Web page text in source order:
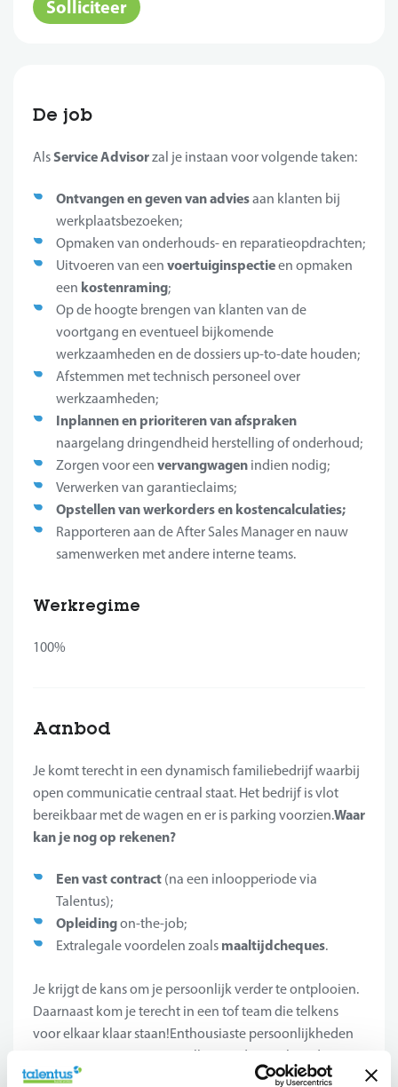
Solliciteer
De job
AlsService Advisorzal je instaan voor volgende taken:
Ontvangen en geven van adviesaan klanten bij
werkplaatsbezoeken;
Opmaken van onderhouds- en reparatieopdrachten;
Uitvoeren van een voertuiginspectieen opmaken
een kostenraming;
Op de hoogte brengen van klanten van de
voortgang en eventueel bijkomende
werkzaamheden en de dossiers up-to-date houden;
Afstemmen met technisch personeel over
werkzaamheden;
Inplannen en prioriteren van afspraken
naargelang dringendheid herstelling of onderhoud;
Zorgen voor een vervangwagen indien nodig;
Verwerken van garantieclaims;
Opstellen van werkorders en kostencalculaties;
Rapporteren aan de After Sales Manager en nauw
samenwerken met andere interne teams.
Werkregime
100%
Aanbod
Je komt terecht in een dynamisch familiebedrijf waarbij
open communicatie centraal staat. Het bedrijf is vlot
bereikbaar met de wagen en er is parking voorzien.Waar
kan je nog op rekenen?
Een vast contract (na een inloopperiode via
Talentus);
Opleidingon-the-job;
Extralegale voordelen zoals maaltijdcheques.
Je krijgt de kans om je persoonlijk verder te ontplooien.
Daarnaast kom je terecht in een tof team die telkens
voor elkaar klaar staan!Enthousiaste persoonlijkheden
en interesse voor auto’s? Solliciteer dan snel via de
website.